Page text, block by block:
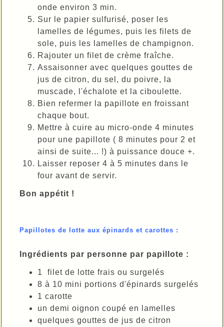
onde environ 3 min.
Sur le papier sulfurisé, poser les
lamelles de légumes, puis les filets de
sole, puis les lamelles de champignon.
Rajouter un filet de crème fraîche.
Assaisonner avec quelques gouttes de
jus de citron, du sel, du poivre, la
muscade, l'échalote et la ciboulette.
Bien refermer la papillote en froissant
chaque bout.
Mettre à cuire au micro-onde 4 minutes
pour une papillote ( 8 minutes pour 2 et
ainsi de suite... !) à puissance douce +.
Laisser reposer 4 à 5 minutes dans le
four avant de servir.
Bon appétit !
Papillotes de lotte aux épinards et carottes :
Ingrédients par personne par papillote :
1 filet de lotte frais ou surgelés
8 à 10 mini portions d'épinards surgelés
1 carotte
un demi oignon coupé en lamelles
quelques gouttes de jus de citron